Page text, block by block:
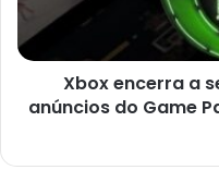
não
deveria
ser
grande
novos
anúncios
do
Pass,
o
Xbox encerra a
anúncios do Game